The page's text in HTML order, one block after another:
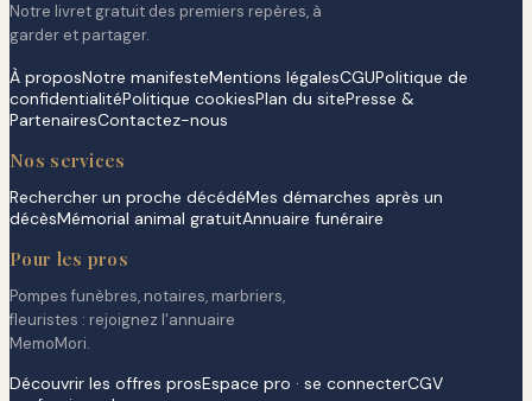
Notre livret gratuit des premiers repères, à
garder et partager.
À proposNotre manifesteMentions légalesCGUPolitique de
confidentialitéPolitique cookiesPlan du sitePresse &
PartenairesContactez-nous
Nos services
Rechercher un proche décédéMes démarches après un
décèsMémorial animal gratuitAnnuaire funéraire
Pour les pros
Pompes funèbres, notaires, marbriers,
fleuristes : rejoignez l'annuaire
MemoMori.
Découvrir les offres prosEspace pro · se connecterCGV